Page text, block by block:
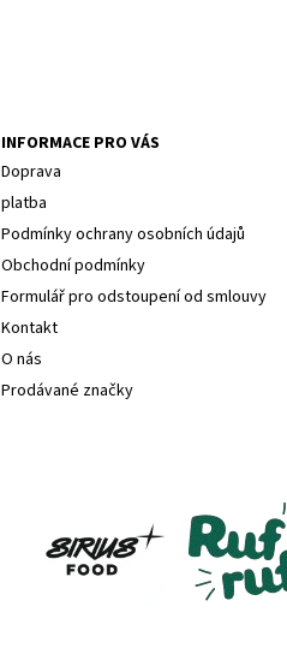
INFORMACE PRO VÁS
Doprava
platba
Podmínky ochrany osobních údajů
Obchodní podmínky
Formulář pro odstoupení od smlouvy
Kontakt
O nás
Prodávané značky